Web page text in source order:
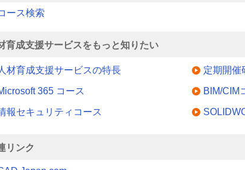
ース検索
育成支援サービスをもっと知りたい
材育成支援サービスの特長 定期開催
365 コース BIM/CIM
報セキュリティコース
リンク